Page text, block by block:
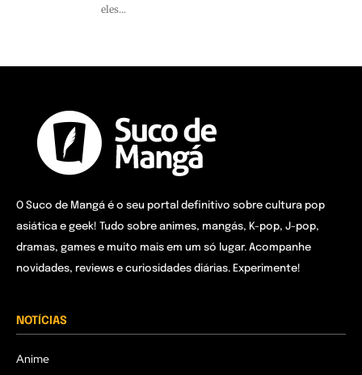
eles...
O Suco de Mangá é o seu portal definitivo sobre cultura pop
asiática e geek! Tudo sobre animes, mangás, K-pop, J-pop,
dramas, games e muito mais em um só lugar. Acompanhe
novidades, reviews e curiosidades diárias. Experimente!
NOTÍCIAS
Anime